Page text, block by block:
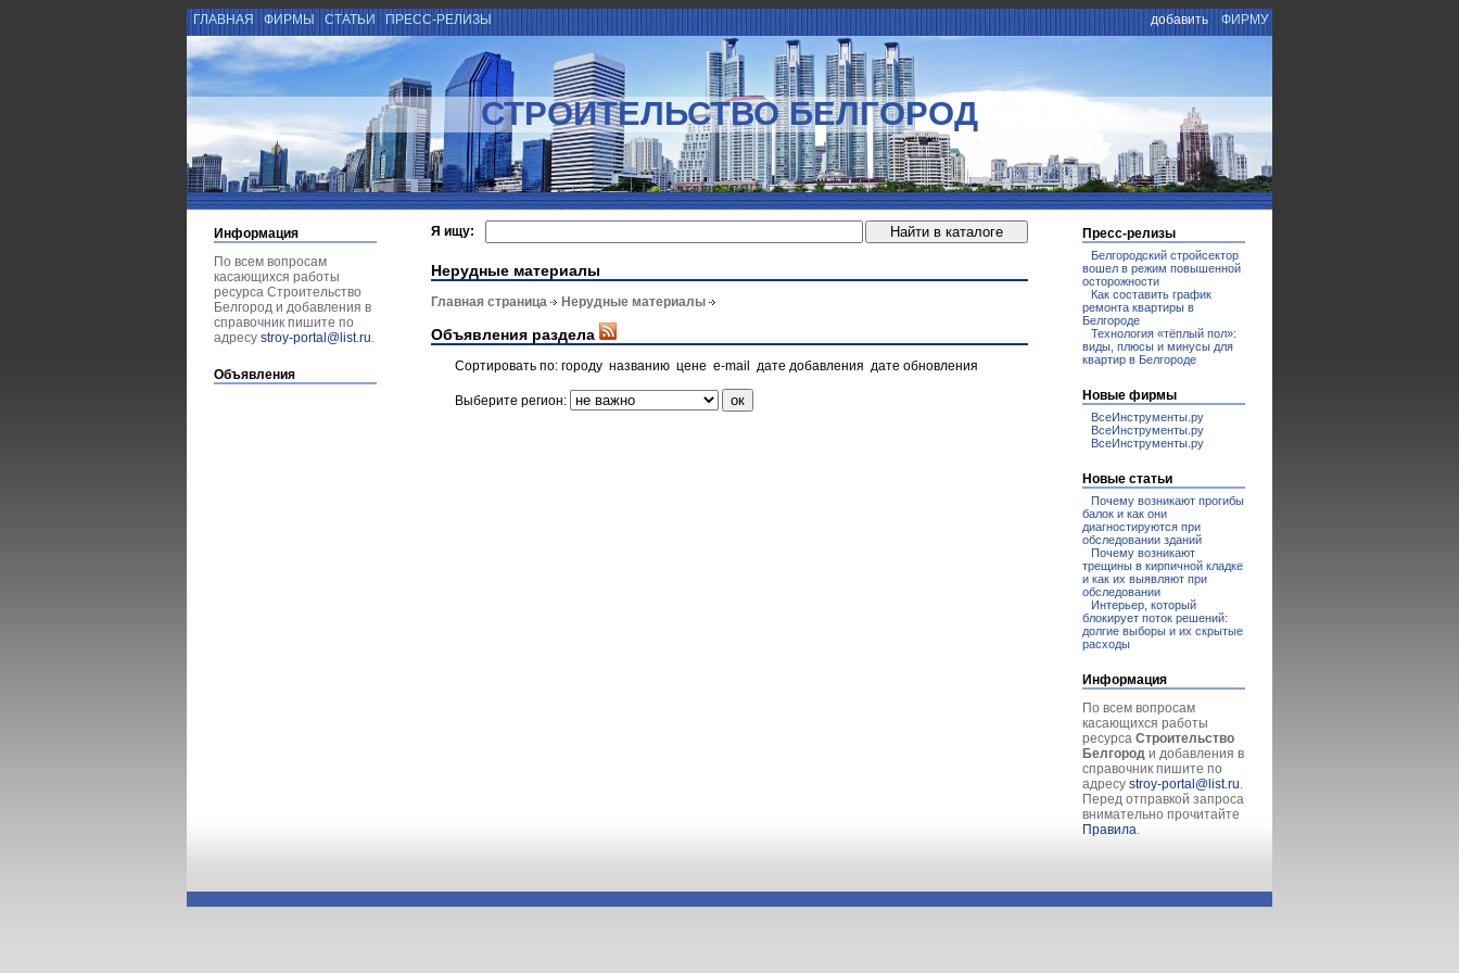
ГЛАВНАЯ ФИРМЫ СТАТЬИ ПРЕСС-РЕЛИЗЫ добавить ФИРМУ
СТРОИТЕЛЬСТВО БЕЛГОРОД
Информация
По всем вопросам
касающихся работы
ресурса Строительство
Белгород и добавления в
справочник пишите по
адресу stroy-portal@list.ru.
Объявления
Я ищу:
Нерудные материалы
Главная страница Нерудные материалы
Объявления раздела
Сортировать по: городу названию цене e-mail дате добавления дате обновления
Выберите регион:
Пресс-релизы
Белгородский стройсектор
вошел в режим повышенной
осторожности
Как составить график
ремонта квартиры в
Белгороде
Технология «тёплый пол»:
виды, плюсы и минусы для
квартир в Белгороде
Новые фирмы
ВсеИнструменты.ру
ВсеИнструменты.ру
ВсеИнструменты.ру
Новые статьи
Почему возникают прогибы
балок и как они
диагностируются при
обследовании зданий
Почему возникают
трещины в кирпичной кладке
и как их выявляют при
обследовании
Интерьер, который
блокирует поток решений:
долгие выборы и их скрытые
расходы
Информация
По всем вопросам
касающихся работы
ресурса Строительство
Белгород и добавления в
справочник пишите по
адресу stroy-portal@list.ru.
Перед отправкой запроса
внимательно прочитайте
Правила.